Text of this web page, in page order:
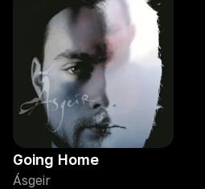
Going Home
Ásgeir